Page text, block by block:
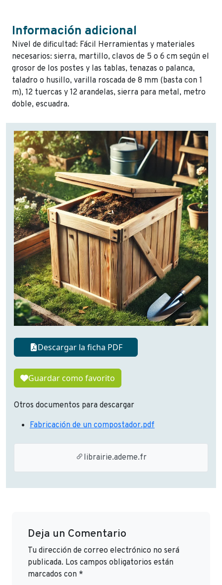
Información adicional
Nivel de dificultad: Fácil Herramientas y materiales
necesarios: sierra, martillo, clavos de 5 o 6 cm según el
grosor de los postes y las tablas, tenazas o palanca,
taladro o husillo, varilla roscada de 8 mm (basta con 1
m), 12 tuercas y 12 arandelas, sierra para metal, metro
doble, escuadra.
Descargar la ficha PDF
Guardar como favorito
Otros documentos para descargar
Fabricación de un compostador.pdf
librairie.ademe.fr
Deja un Comentario
Tu dirección de correo electrónico no será
publicada. Los campos obligatorios están
marcados con *